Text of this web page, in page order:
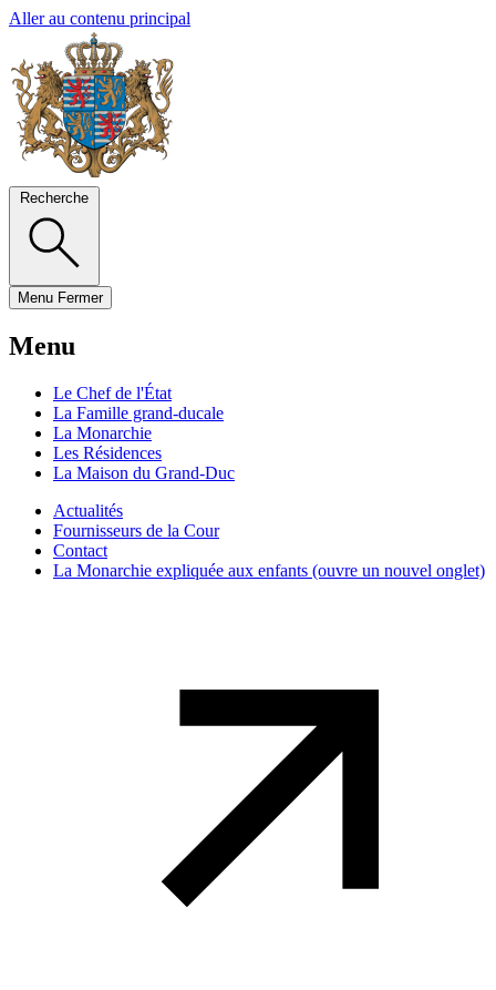
Aller au contenu principal
Recherche
Menu Fermer
Menu
Le Chef de l'État
La Famille grand-ducale
La Monarchie
Les Résidences
La Maison du Grand-Duc
Actualités
Fournisseurs de la Cour
Contact
La Monarchie expliquée aux enfants (ouvre un nouvel onglet)